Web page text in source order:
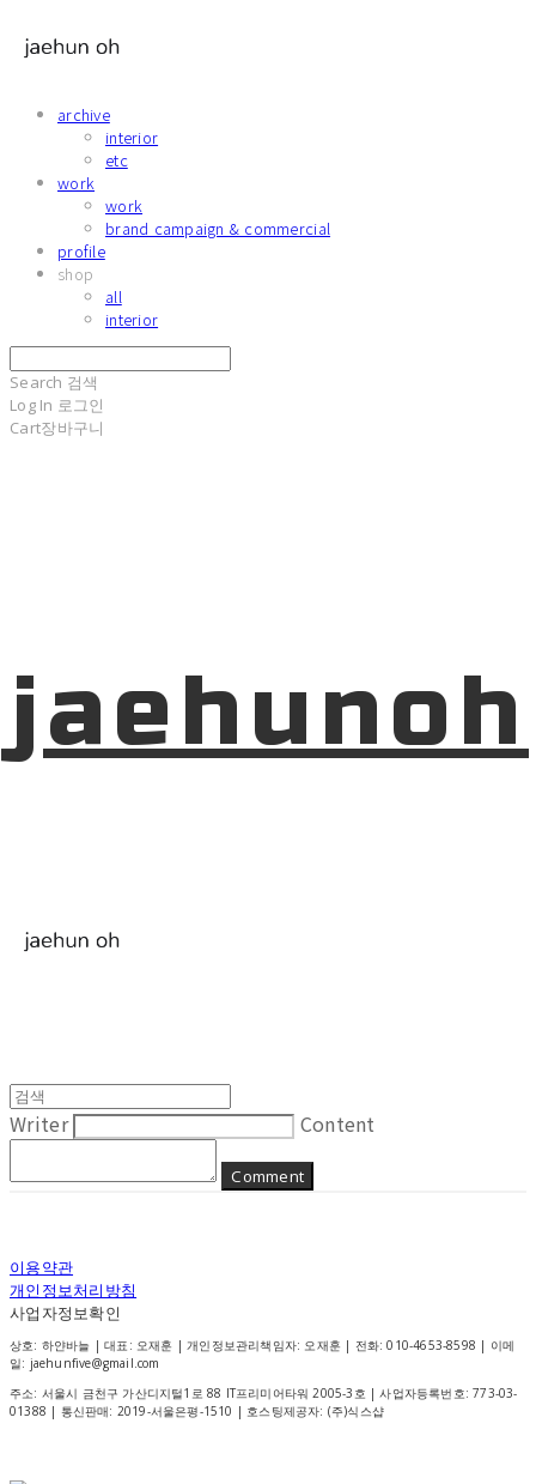
archive
interior
etc
work
work
brand campaign & commercial
profile
shop
all
interior
Search 검색
Log In 로그인
Cart장바구니
jaehunoh
Writer Content
Comment
이용약관
개인정보처리방침
사업자정보확인
상호: 하얀바늘 | 대표: 오재훈 | 개인정보관리책임자: 오재훈 | 전화: 010-4653-8598 | 이메
일: jaehunfive@gmail.com
주소: 서울시 금천구 가산디지털1로 88 IT프리미어타워 2005-3호 | 사업자등록번호:773-03-
01388 | 통신판매: 2019-서울은평-1510 | 호스팅제공자: (주)식스샵